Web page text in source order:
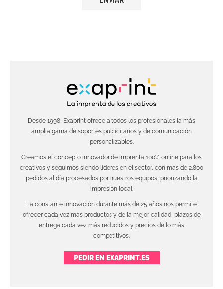
Desde 1998, Exaprint ofrece a todos los profesionales la más
amplia gama de soportes publicitarios y de comunicación
personalizables.
Creamos el concepto innovador de imprenta 100% online para los
creativos y seguimos siendo líderes en el sector, con más de 2.800
pedidos al día procesados por nuestros equipos, priorizando la
impresión local.
La constante innovación durante más de 25 años nos permite
ofrecer cada vez más productos y de la mejor calidad, plazos de
entrega cada vez más reducidos y precios de lo más
competitivos.
PEDIR EN EXAPRINT.ES